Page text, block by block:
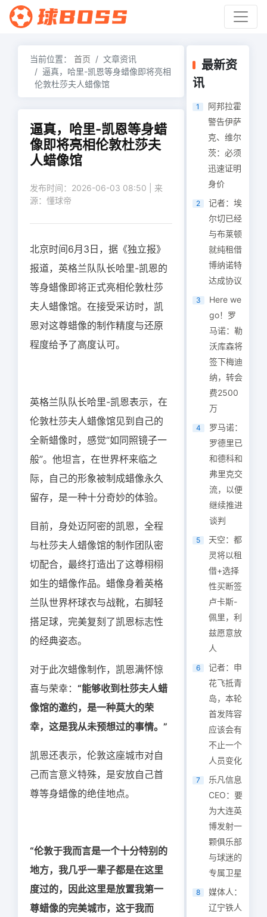
当前位置： 首页
文章资讯
逼真，哈里-凯恩等身蜡像即将亮相
伦敦杜莎夫人蜡像馆
逼真，哈里-凯恩等身蜡
像即将亮相伦敦杜莎夫
人蜡像馆
发布时间：2026-06-03 08:50 | 来
源：懂球帝
北京时间6月3日，据《独立报》
报道，英格兰队队长哈里-凯恩的
等身蜡像即将正式亮相伦敦杜莎
夫人蜡像馆。在接受采访时，凯
恩对这尊蜡像的制作精度与还原
程度给予了高度认可。
英格兰队队长哈里-凯恩表示，在
伦敦杜莎夫人蜡像馆见到自己的
全新蜡像时，感觉“如同照镜子一
般”。他坦言，在世界杯来临之
际，自己的形象被制成蜡像永久
留存，是一种十分奇妙的体验。
目前，身处迈阿密的凯恩，全程
与杜莎夫人蜡像馆的制作团队密
切配合，最终打造出了这尊栩栩
如生的蜡像作品。蜡像身着英格
兰队世界杯球衣与战靴，右脚轻
搭足球，完美复刻了凯恩标志性
的经典姿态。
对于此次蜡像制作，凯恩满怀惊
喜与荣幸： “能够收到杜莎夫人蜡
像馆的邀约，是一种莫大的荣
幸，这是我从未预想过的事情。”
凯恩还表示，伦敦这座城市对自
己而言意义特殊，是安放自己首
尊等身蜡像的绝佳地点。
“伦敦于我而言是一个十分特别的
地方，我几乎一辈子都是在这里
度过的，因此这里是放置我第一
尊蜡像的完美城市，这于我而
最新资
讯
1
阿邦拉霍
警告伊萨
克、维尔
茨：必须
迅速证明
身价
2
记者：埃
尔切已经
与布莱顿
就纯租借
博纳诺特
达成协议
3
Here we
go！罗
马诺：勒
沃库森将
签下梅迪
纳，转会
费2500
万
4
罗马诺：
罗德里已
和德科和
弗里克交
流，以便
继续推进
谈判
5
天空：都
灵将以租
借+选择
性买断签
卢卡斯-
佩里，利
兹愿意放
人
6
记者：申
花飞抵青
岛，本轮
首发阵容
应该会有
不止一个
人员变化
7
乐凡信息
CEO：要
为大连英
博发射一
颗俱乐部
与球迷的
专属卫星
8
媒体人：
辽宁铁人